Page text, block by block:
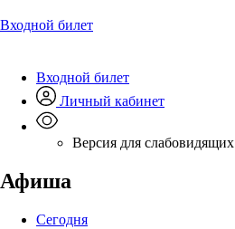
Входной билет
Входной билет
Личный кабинет
Версия для слабовидящих
Афиша
Сегодня